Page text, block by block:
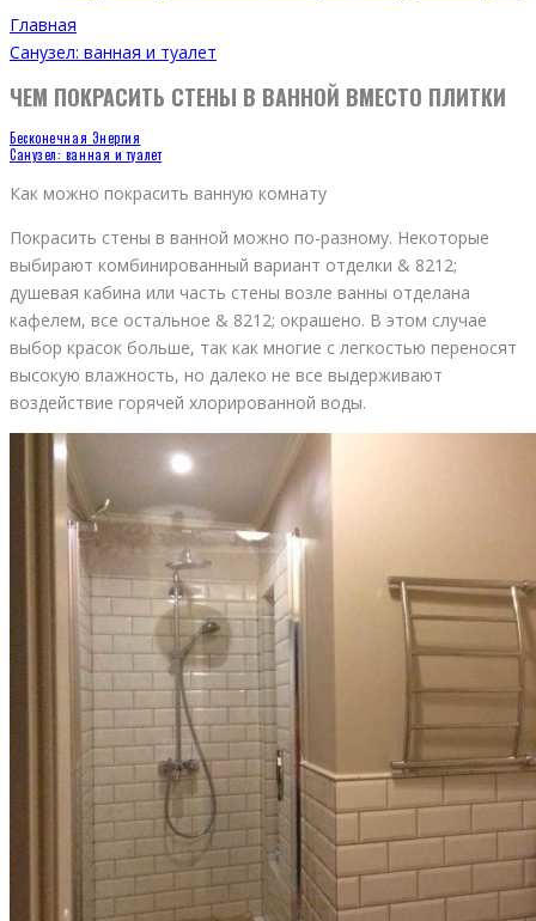
Главная
Санузел: ванная и туалет
ЧЕМ ПОКРАСИТЬ СТЕНЫ В ВАННОЙ ВМЕСТО ПЛИТКИ
Бесконечная Энергия
Санузел: ванная и туалет
Как можно покрасить ванную комнату
Покрасить стены в ванной можно по-разному. Некоторые
выбирают комбинированный вариант отделки & 8212;
душевая кабина или часть стены возле ванны отделана
кафелем, все остальное & 8212; окрашено. В этом случае
выбор красок больше, так как многие с легкостью переносят
высокую влажность, но далеко не все выдерживают
воздействие горячей хлорированной воды.